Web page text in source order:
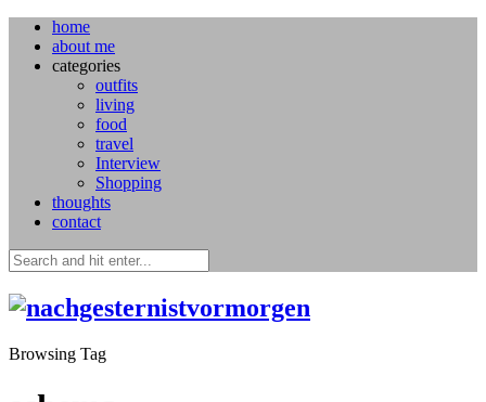
home
about me
categories
outfits
living
food
travel
Interview
Shopping
thoughts
contact
Browsing Tag